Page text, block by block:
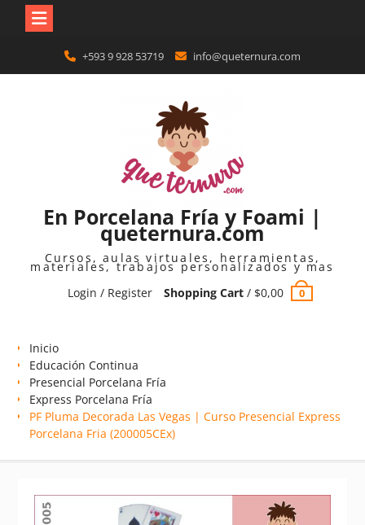
content
+593 9 928 53719 info@queternura.com
En Porcelana Fría y Foami |
queternura.com
Cursos, aulas virtuales, herramientas,
materiales, trabajos personalizados y mas
Login / Register
Shopping Cart/ $0,00 0
Inicio
Educación Continua
Presencial Porcelana Fría
Express Porcelana Fría
PF Pluma Decorada Las Vegas | Curso Presencial Express
Porcelana Fria (200005CEx)